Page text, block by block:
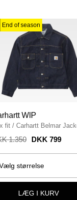
End of season
WIP
fit / Carhartt Belmar
RINSED
1.350 DKK 799
LÆG I KURV